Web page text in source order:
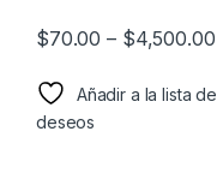
$70.00 – $4,500.00
Añadir a la lista de
deseos